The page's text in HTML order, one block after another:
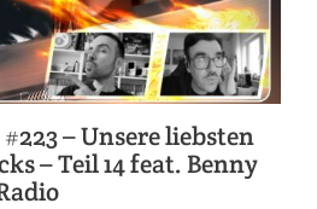
– Unsere liebsten
– Teil 14 feat. Benny